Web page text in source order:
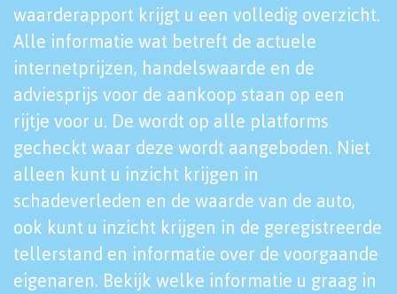
waarderapport krijgt u een volledig overzicht.
Alle informatie wat betreft de actuele
internetprijzen, handelswaarde en de
adviesprijs voor de aankoop staan op een
rijtje voor u. De wordt op alle platforms
gecheckt waar deze wordt aangeboden. Niet
alleen kunt u inzicht krijgen in
schadeverleden en de waarde van de auto,
ook kunt u inzicht krijgen in de geregistreerde
tellerstand en informatie over de voorgaande
eigenaren. Bekijk welke informatie u graag in